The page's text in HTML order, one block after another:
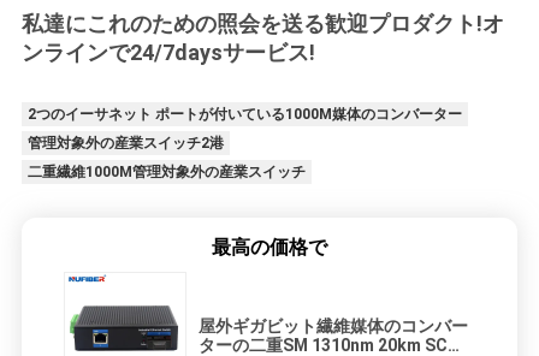
私達にこれのための照会を送る歓迎プロダクト!オ
ンラインで24/7daysサービス!
2つのイーサネット ポートが付いている1000M媒体のコンバーター
管理対象外の産業スイッチ2港
二重繊維1000M管理対象外の産業スイッチ
最高の価格で
屋外ギガビット繊維媒体のコンバー
ターの二重SM 1310nm 20km SCの